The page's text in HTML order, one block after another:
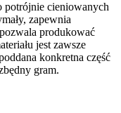
potrójnie cieniowanych
zapewnia
produkować
jest zawsze
konkretna część
gram.